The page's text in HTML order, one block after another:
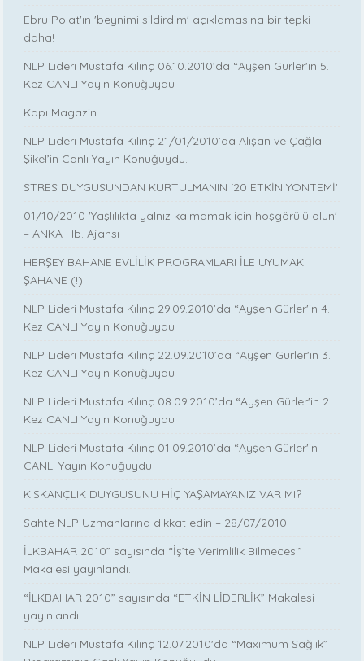
Ebru Polat'ın 'beynimi sildirdim' açıklamasına bir tepki
daha!
NLP Lideri Mustafa Kılınç 06.10.2010’da “Ayşen Gürler'in 5.
Kez CANLI Yayın Konuğuydu
Kapı Magazin
NLP Lideri Mustafa Kılınç 21/01/2010’da Alişan ve Çağla
Şikel’in Canlı Yayın Konuğuydu.
STRES DUYGUSUNDAN KURTULMANIN ‘20 ETKİN YÖNTEMİ’
01/10/2010 'Yaşlılıkta yalnız kalmamak için hoşgörülü olun'
– ANKA Hb. Ajansı
HERŞEY BAHANE EVLİLİK PROGRAMLARI İLE UYUMAK
ŞAHANE (!)
NLP Lideri Mustafa Kılınç 29.09.2010’da “Ayşen Gürler'in 4.
Kez CANLI Yayın Konuğuydu
NLP Lideri Mustafa Kılınç 22.09.2010’da “Ayşen Gürler'in 3.
Kez CANLI Yayın Konuğuydu
NLP Lideri Mustafa Kılınç 08.09.2010’da “Ayşen Gürler'in 2.
Kez CANLI Yayın Konuğuydu
NLP Lideri Mustafa Kılınç 01.09.2010’da “Ayşen Gürler'in
CANLI Yayın Konuğuydu
KISKANÇLIK DUYGUSUNU HİÇ YAŞAMAYANIZ VAR MI?
Sahte NLP Uzmanlarına dikkat edin – 28/07/2010
İLKBAHAR 2010” sayısında “İş’te Verimlilik Bilmecesi”
Makalesi yayınlandı.
“İLKBAHAR 2010” sayısında “ETKİN LİDERLİK” Makalesi
yayınlandı.
NLP Lideri Mustafa Kılınç 12.07.2010'da “Maximum Sağlık”